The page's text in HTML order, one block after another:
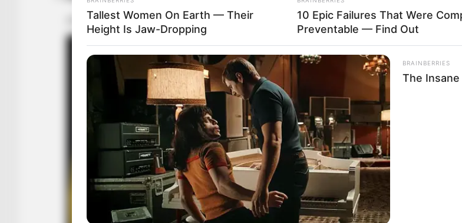
Tallest Women On Earth — Their
Height Is Jaw-Dropping
10 Epic Failures That Were
Preventable — Find Out
BRAINBERRIES
The